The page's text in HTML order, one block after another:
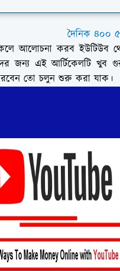
দৈনিক ৪০০
আলোচনা করব ইউটিউব
জন্য এই আর্টিকেলটি খুব
তো চলুন শুরু করা যাক।